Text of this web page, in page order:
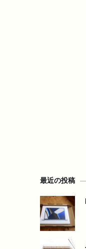
最近の投稿